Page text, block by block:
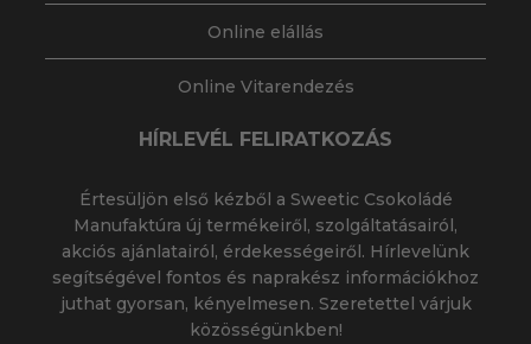
Online elállás
Online Vitarendezés
HÍRLEVÉL FELIRATKOZÁS
Értesüljön első kézből a Sweetic Csokoládé
Manufaktúra új termékeiről, szolgáltatásairól,
akciós ajánlatairól, érdekességeiről. Hírlevelünk
segítségével fontos és naprakész információkhoz
juthat gyorsan, kényelmesen. Szeretettel várjuk
közösségünkben!